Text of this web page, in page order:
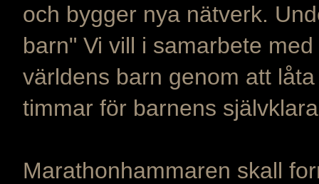
och bygger nya nätverk.
barn" Vi vill i samarbete
världens barn genom att
timmar för barnens
Marathonhammaren skall